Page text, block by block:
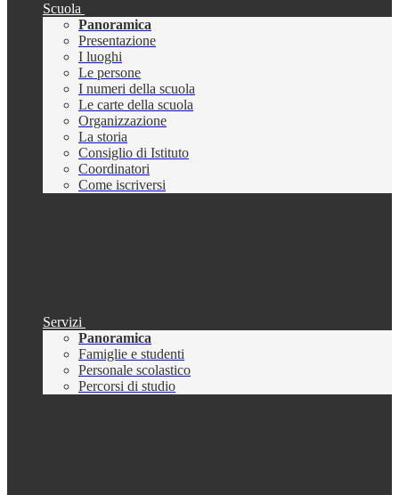
Scuola
Panoramica
Presentazione
I luoghi
Le persone
I numeri della scuola
Le carte della scuola
Organizzazione
La storia
Consiglio di Istituto
Coordinatori
Come iscriversi
Servizi
Panoramica
Famiglie e studenti
Personale scolastico
Percorsi di studio